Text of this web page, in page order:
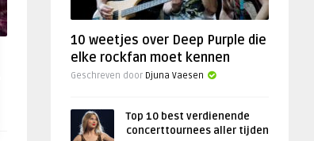
10 weetjes over Deep Purple die
elke rockfan moet kennen
Geschreven door Djuna Vaesen
Top 10 best verdienende
concerttournees aller tijden